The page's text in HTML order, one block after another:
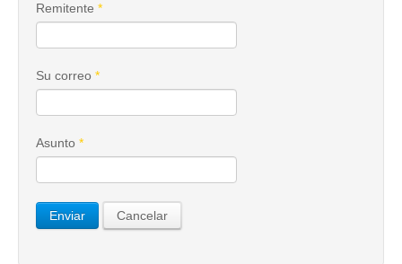
Remitente *
Su correo *
Asunto *
Enviar Cancelar